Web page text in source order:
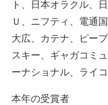
ト、日本オラクル、
Ｕ、ニフティ、電通
大広、カテナ、ピー
スキー、ギャガコミ
ーナショナル、ライ
本年の受賞者